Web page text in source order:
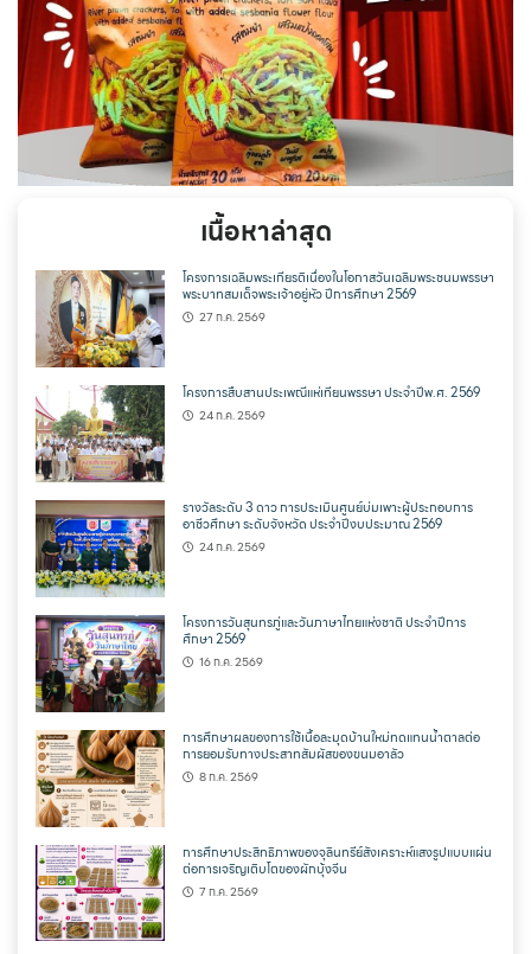
เนื้อหาล่าสุด
โครงการเฉลิมพระเกียรติเนื่องในโอกาสวันเฉลิมพระชนมพรรษา
พระบาทสมเด็จพระเจ้าอยู่หัว ปีการศึกษา 2569
27 ก.ค. 2569
โครงการสืบสานประเพณีแห่เทียนพรรษา ประจำปีพ.ศ. 2569
24 ก.ค. 2569
รางวัลระดับ 3 ดาว การประเมินศูนย์บ่มเพาะผู้ประกอบการ
อาชีวศึกษา ระดับจังหวัด ประจำปีงบประมาณ 2569
24 ก.ค. 2569
โครงการวันสุนทรภู่และวันภาษาไทยแห่งชาติ ประจำปีการ
ศึกษา 2569
16 ก.ค. 2569
การศึกษาผลของการใช้เนื้อละมุดบ้านใหม่ทดแทนน้ำตาลต่อ
การยอมรับทางประสาทสัมผัสของขนมอาลัว
8 ก.ค. 2569
การศึกษาประสิทธิภาพของจุลินทรีย์สังเคราะห์แสงรูปแบบแผ่น
ต่อการเจริญเติบโตของผักบุ้งจีน
7 ก.ค. 2569